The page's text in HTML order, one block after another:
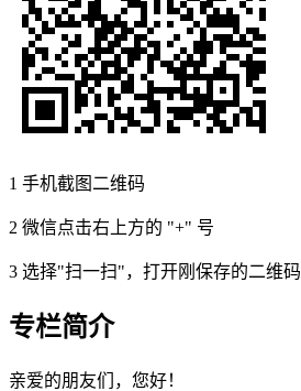
1 手机截图二维码
2 微信点击右上方的 "+" 号
3 选择"扫一扫"，打开刚保存的二维码
专栏简介
亲爱的朋友们，您好！